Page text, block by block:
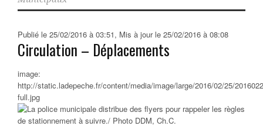
Publié le 25/02/2016 à 03:51, Mis à jour le 25/02/2016 à 08:08
Circulation – Déplacements
image:
http://static.ladepeche.fr/content/media/image/large/2016/02/25/
full.jpg